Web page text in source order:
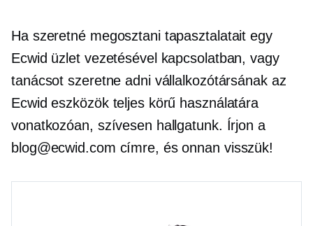
Ha szeretné megosztani tapasztalatait egy
Ecwid üzlet vezetésével kapcsolatban, vagy
tanácsot szeretne adni vállalkozótársának az
Ecwid eszközök teljes körű használatára
vonatkozóan, szívesen hallgatunk. Írjon a
blog@ecwid.com címre, és onnan visszük!